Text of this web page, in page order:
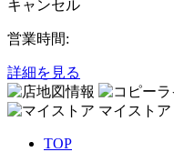
キャンセル
営業時間:
詳細を見る
マイストア
TOP